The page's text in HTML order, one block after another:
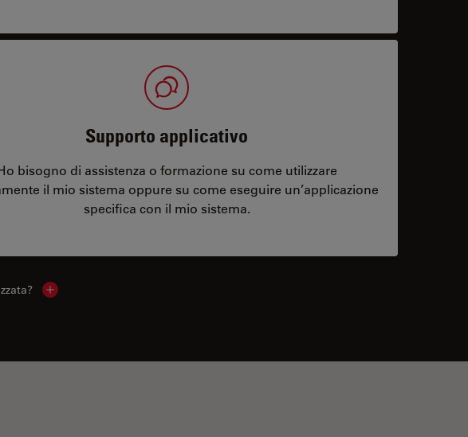
Supporto applicativo
bisogno di assistenza o formazione su come utilizzare
il mio sistema oppure su come eseguire un’applicazione
specifica con il mio sistema.
Show local contacts